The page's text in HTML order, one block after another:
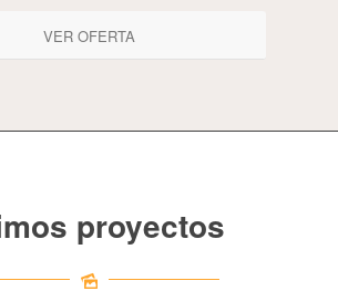
VER OFERTA
proyectos